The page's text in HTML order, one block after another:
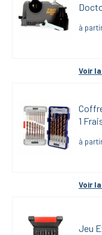
à
Voir
1
à
Voir
Jeu